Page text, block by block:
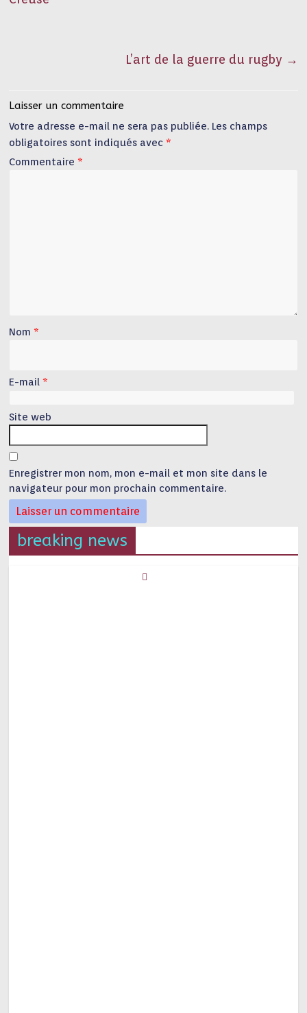
L’art de la guerre du rugby →
Laisser un commentaire
Votre adresse e-mail ne sera pas publiée. Les champs
obligatoires sont indiqués avec *
Commentaire *
Nom *
E-mail *
Site web
Enregistrer mon nom, mon e-mail et mon site dans le
navigateur pour mon prochain commentaire.
breaking news